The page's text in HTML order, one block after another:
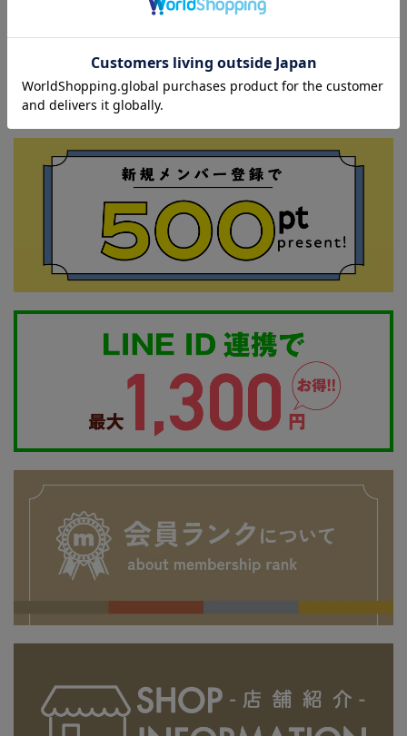
詳細を見る
¥8,800（税込）
詳細を見る 詳細を見る